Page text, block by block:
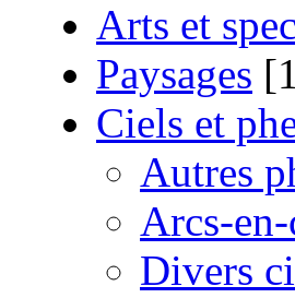
Arts et
Paysages
Ciels et
Autres
Arcs-
Divers